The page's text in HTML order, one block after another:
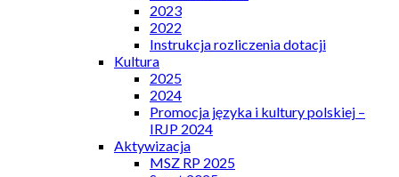
2023
2022
Instrukcja rozliczenia dotacji
Kultura
2025
2024
Promocja języka i kultury polskiej –
IRJP 2024
Aktywizacja
MSZ RP 2025